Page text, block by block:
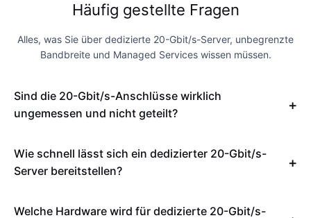
Häufig gestellte Fragen
Alles, was Sie über dedizierte 20-Gbit/s-Server, unbegrenzte
Bandbreite und Managed Services wissen müssen.
Sind die 20-Gbit/s-Anschlüsse wirklich
ungemessen und nicht geteilt?
Wie schnell lässt sich ein dedizierter 20-Gbit/s-
Server bereitstellen?
Welche Hardware wird für dedizierte 20-Gbit/s-